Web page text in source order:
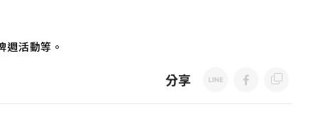
活動等。
分享